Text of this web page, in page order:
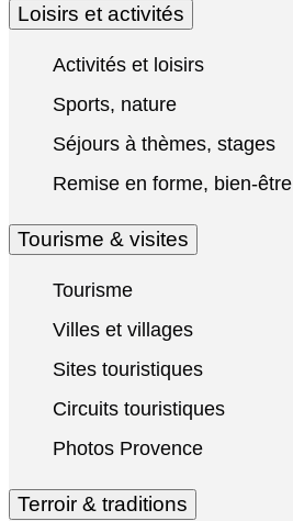
Loisirs et activités
Activités et loisirs
Sports, nature
Séjours à thèmes, stages
Remise en forme, bien-être
Tourisme & visites
Tourisme
Villes et villages
Sites touristiques
Circuits touristiques
Photos Provence
Terroir & traditions